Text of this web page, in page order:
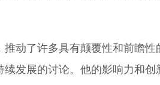
动了许多具有颠覆性和前瞻性
发展的讨论。他的影响力和创